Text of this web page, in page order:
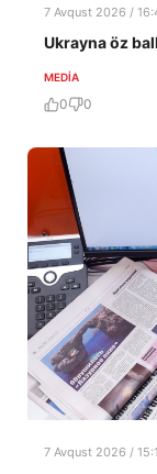
7 Avqust 2026 /
Ukrayna öz
MEDİA
0 0
7 Avqust 2026 /